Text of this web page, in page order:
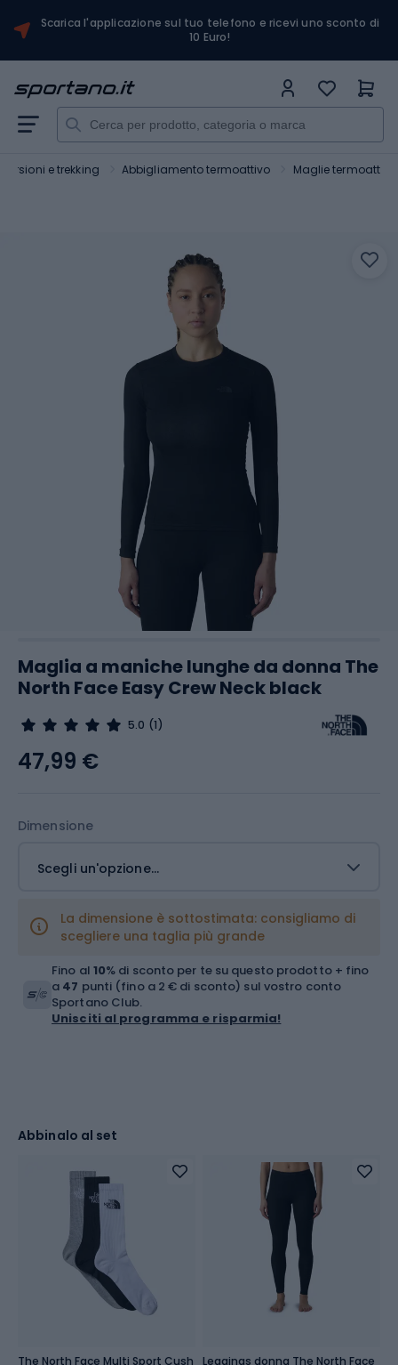
Scarica l'applicazione sul tuo telefono e ricevi uno sconto di
10 Euro!
e trekking Abbigliamento termoattivo Maglie termoattive
Maglia a maniche lunghe da donna The
North Face Easy Crew Neck black
5.0 (1)
Dimensione
Scegli un'opzione...
La dimensione è sottostimata: consigliamo di
scegliere una taglia più grande
47,99 €
Fino al 10% di sconto per te su questo prodotto + fino
a 47 punti (fino a 2 € di sconto) sul vostro conto
Sportano Club.
Unisciti al programma e risparmia!
Abbinalo al set
The North Face Multi Sport Cush
Leggings donna The North Face